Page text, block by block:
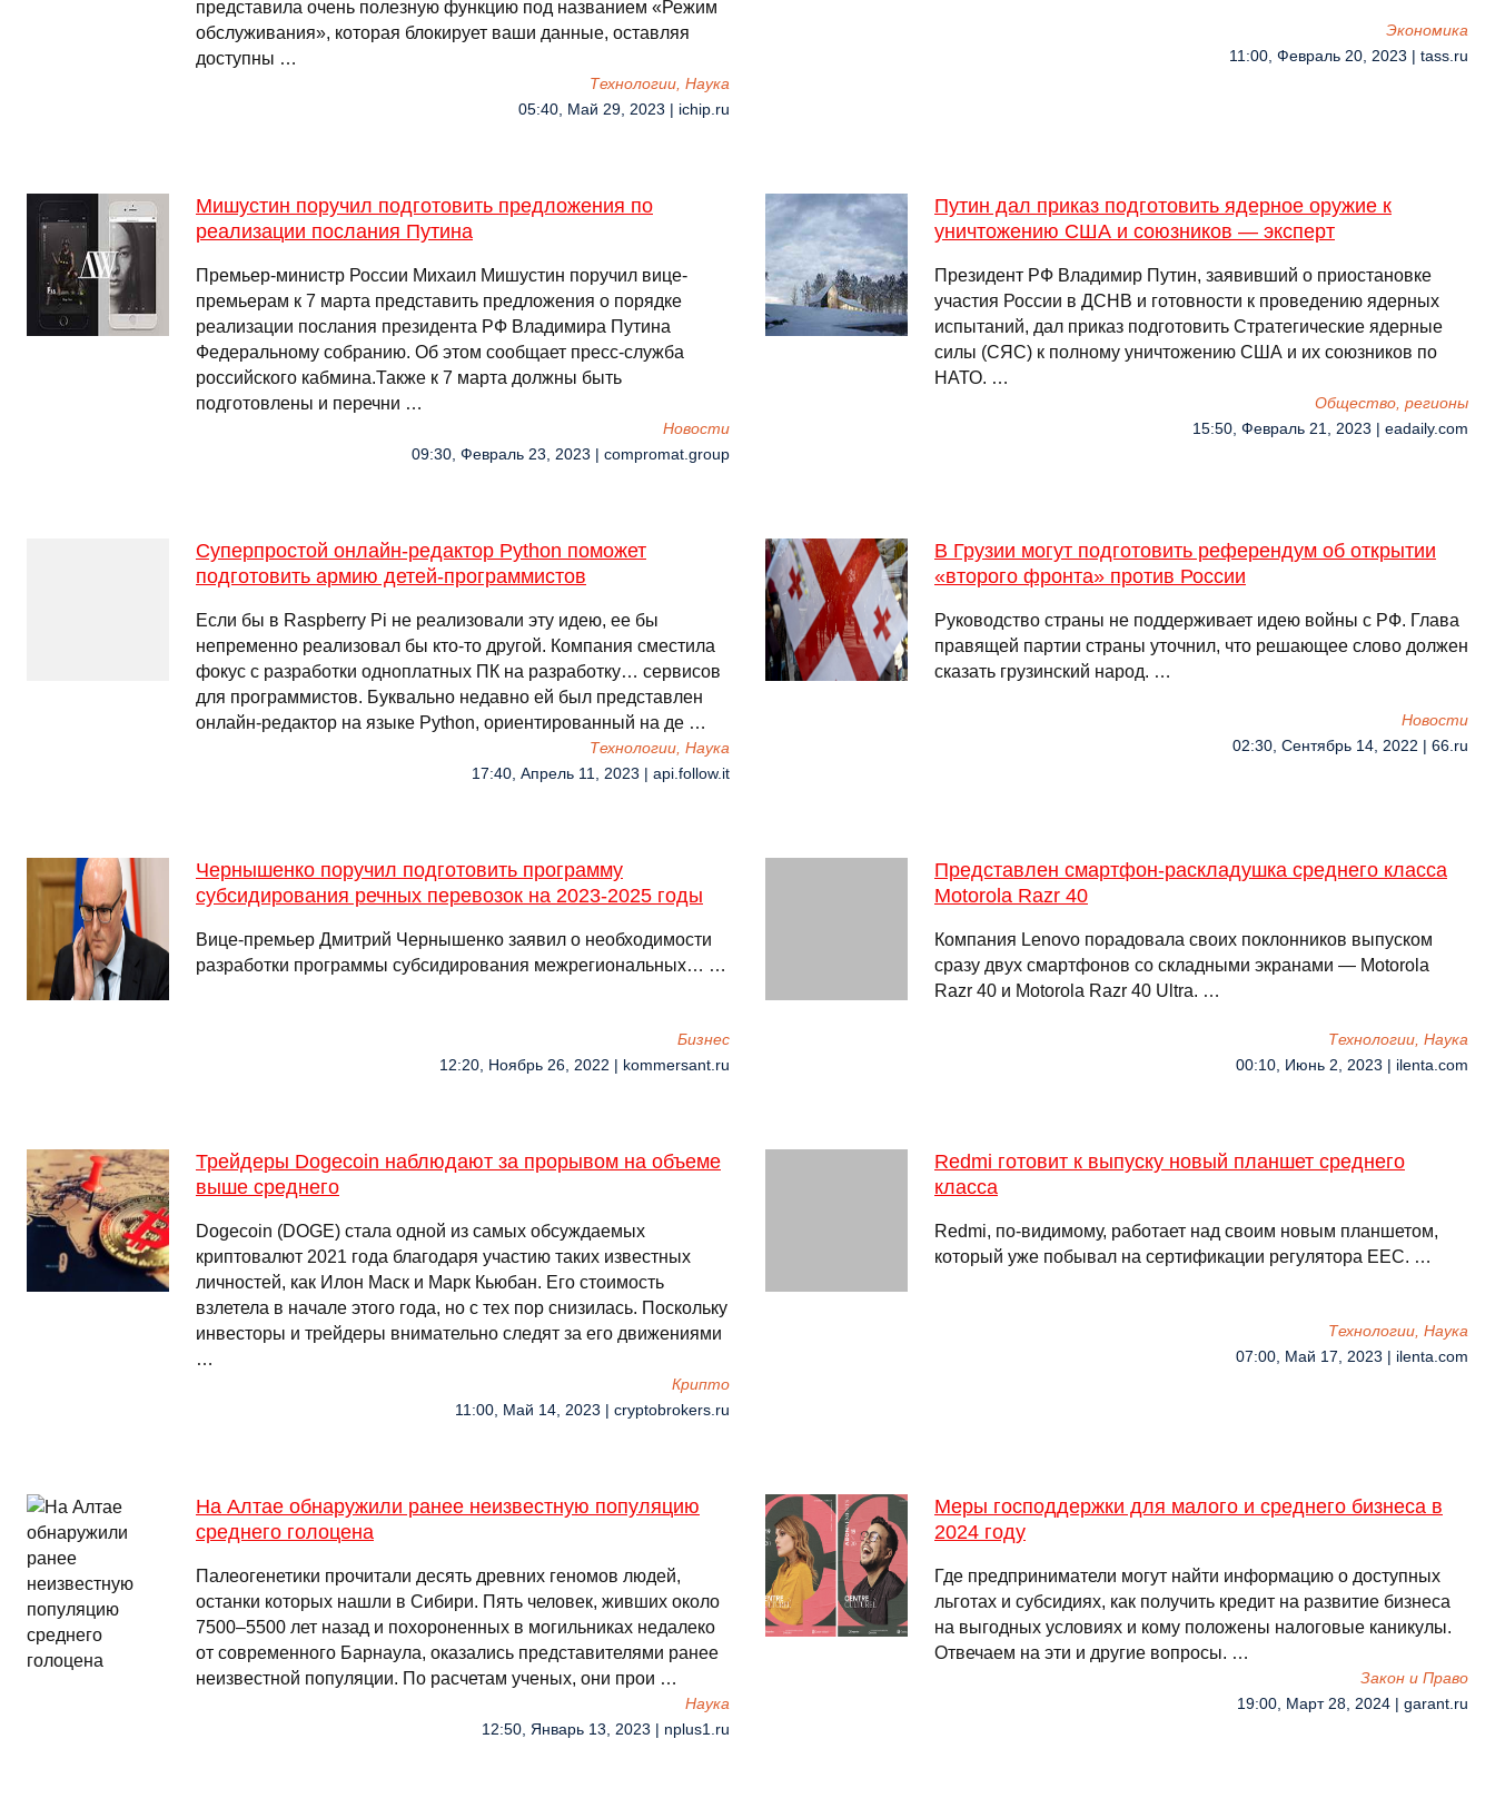
представила очень полезную функцию под названием «Режим
обслуживания», которая блокирует ваши данные, оставляя
доступны …
Технологии, Наука
05:40, Май 29, 2023 | ichip.ru
Экономика
11:00, Февраль 20, 2023 | tass.ru
Мишустин поручил подготовить предложения по
реализации послания Путина
Премьер-министр России Михаил Мишустин поручил вице-
премьерам к 7 марта представить предложения о порядке
реализации послания президента РФ Владимира Путина
Федеральному собранию. Об этом сообщает пресс-служба
российского кабмина.Также к 7 марта должны быть
подготовлены и перечни …
Новости
09:30, Февраль 23, 2023 | compromat.group
Путин дал приказ подготовить ядерное оружие к
уничтожению США и союзников — эксперт
Президент РФ Владимир Путин, заявивший о приостановке
участия России в ДСНВ и готовности к проведению ядерных
испытаний, дал приказ подготовить Стратегические ядерные
силы (СЯС) к полному уничтожению США и их союзников по
НАТО. …
Общество, регионы
15:50, Февраль 21, 2023 | eadaily.com
Суперпростой онлайн-редактор Python поможет
подготовить армию детей-программистов
Если бы в Raspberry Pi не реализовали эту идею, ее бы
непременно реализовал бы кто-то другой. Компания сместила
фокус с разработки одноплатных ПК на разработку… сервисов
для программистов. Буквально недавно ей был представлен
онлайн-редактор на языке Python, ориентированный на де …
Технологии, Наука
17:40, Апрель 11, 2023 | api.follow.it
В Грузии могут подготовить референдум об открытии
«второго фронта» против России
Руководство страны не поддерживает идею войны с РФ. Глава
правящей партии страны уточнил, что решающее слово должен
сказать грузинский народ. …
Новости
02:30, Сентябрь 14, 2022 | 66.ru
Чернышенко поручил подготовить программу
субсидирования речных перевозок на 2023-2025 годы
Вице-премьер Дмитрий Чернышенко заявил о необходимости
разработки программы субсидирования межрегиональных… …
Бизнес
12:20, Ноябрь 26, 2022 | kommersant.ru
Представлен смартфон-раскладушка среднего класса
Motorola Razr 40
Компания Lenovo порадовала своих поклонников выпуском
сразу двух смартфонов со складными экранами — Motorola
Razr 40 и Motorola Razr 40 Ultra. …
Технологии, Наука
00:10, Июнь 2, 2023 | ilenta.com
Трейдеры Dogecoin наблюдают за прорывом на объеме
выше среднего
Dogecoin (DOGE) стала одной из самых обсуждаемых
криптовалют 2021 года благодаря участию таких известных
личностей, как Илон Маск и Марк Кьюбан. Его стоимость
взлетела в начале этого года, но с тех пор снизилась. Поскольку
инвесторы и трейдеры внимательно следят за его движениями
…
Крипто
11:00, Май 14, 2023 | cryptobrokers.ru
Redmi готовит к выпуску новый планшет среднего
класса
Redmi, по-видимому, работает над своим новым планшетом,
который уже побывал на сертификации регулятора EEC. …
Технологии, Наука
07:00, Май 17, 2023 | ilenta.com
На Алтае обнаружили ранее неизвестную популяцию
среднего голоцена
Палеогенетики прочитали десять древних геномов людей,
останки которых нашли в Сибири. Пять человек, живших около
7500–5500 лет назад и похороненных в могильниках недалеко
от современного Барнаула, оказались представителями ранее
неизвестной популяции. По расчетам ученых, они прои …
Наука
12:50, Январь 13, 2023 | nplus1.ru
Меры господдержки для малого и среднего бизнеса в
2024 году
Где предприниматели могут найти информацию о доступных
льготах и субсидиях, как получить кредит на развитие бизнеса
на выгодных условиях и кому положены налоговые каникулы.
Отвечаем на эти и другие вопросы. …
Закон и Право
19:00, Март 28, 2024 | garant.ru